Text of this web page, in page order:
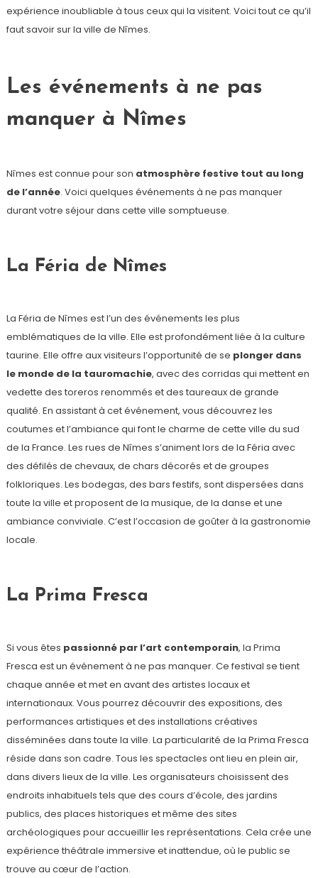
expérience inoubliable à tous ceux qui la visitent. Voici tout ce qu’il
faut savoir sur la ville de Nîmes.
Les événements à ne pas
manquer à Nîmes
Nîmes est connue pour son atmosphère festive tout au long
de l’année. Voici quelques événements à ne pas manquer
durant votre séjour dans cette ville somptueuse.
La Féria de Nîmes
La Féria de Nîmes est l’un des événements les plus
emblématiques de la ville. Elle est profondément liée à la culture
taurine. Elle offre aux visiteurs l’opportunité de se plonger dans
le monde de la tauromachie, avec des corridas qui mettent en
vedette des toreros renommés et des taureaux de grande
qualité. En assistant à cet événement, vous découvrez les
coutumes et l’ambiance qui font le charme de cette ville du sud
de la France. Les rues de Nîmes s’animent lors de la Féria avec
des défilés de chevaux, de chars décorés et de groupes
folkloriques. Les bodegas, des bars festifs, sont dispersées dans
toute la ville et proposent de la musique, de la danse et une
ambiance conviviale. C’est l’occasion de goûter à la gastronomie
locale.
La Prima Fresca
Si vous êtes passionné par l’art contemporain, la Prima
Fresca est un événement à ne pas manquer. Ce festival se tient
chaque année et met en avant des artistes locaux et
internationaux. Vous pourrez découvrir des expositions, des
performances artistiques et des installations créatives
disséminées dans toute la ville. La particularité de la Prima Fresca
réside dans son cadre. Tous les spectacles ont lieu en plein air,
dans divers lieux de la ville. Les organisateurs choisissent des
endroits inhabituels tels que des cours d’école, des jardins
publics, des places historiques et même des sites
archéologiques pour accueillir les représentations. Cela crée une
expérience théâtrale immersive et inattendue, où le public se
trouve au cœur de l’action.